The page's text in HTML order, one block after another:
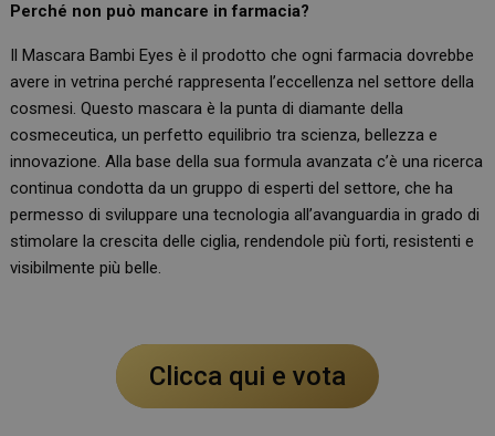
Perché non può mancare in farmacia?
Il Mascara Bambi Eyes è il prodotto che ogni farmacia dovrebbe
avere in vetrina perché rappresenta l’eccellenza nel settore della
cosmesi. Questo mascara è la punta di diamante della
cosmeceutica, un perfetto equilibrio tra scienza, bellezza e
innovazione. Alla base della sua formula avanzata c’è una ricerca
continua condotta da un gruppo di esperti del settore, che ha
permesso di sviluppare una tecnologia all’avanguardia in grado di
stimolare la crescita delle ciglia, rendendole più forti, resistenti e
visibilmente più belle.
Clicca qui e vota